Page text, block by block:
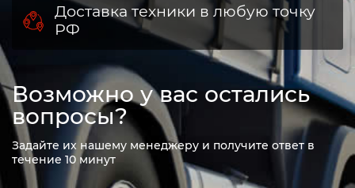
Доставка техники в любую точку
РФ
Возможно у вас остались
вопросы?
Задайте их нашему менеджеру и получите ответ в
течение 10 минут